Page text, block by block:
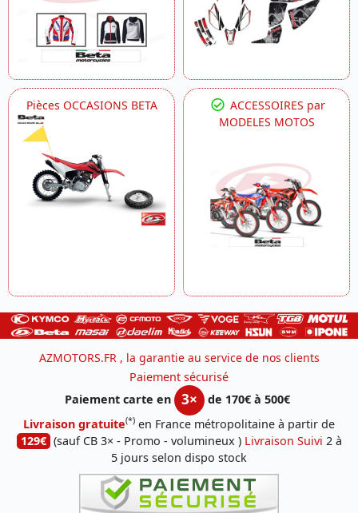
Pièces OCCASIONS BETA
ACCESSOIRES par
MODELES MOTOS
AZMOTORS.FR , la garantie au service de nos clients
Paiement sécurisé
Paiement carte en
3×
de 170€ à 500€
Livraison gratuite(*) en France métropolitaine à partir de
129€ (sauf CB 3× - Promo - volumineux ) Livraison Suivi 2 à
5 jours selon dispo stock